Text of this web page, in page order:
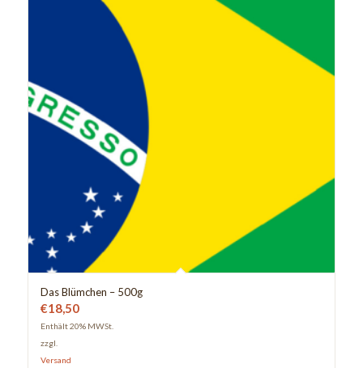
Das Blümchen – 500g
€18,50
Enthält 20% MWSt.
zzgl.
Versand